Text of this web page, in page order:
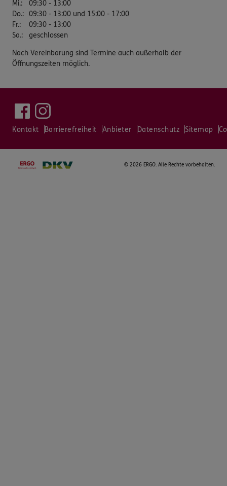
Mi.:
09:30 - 13:00
Do.: 09:30 - 13:00 und 15:00 - 17:00
Fr.:
09:30 - 13:00
Sa.: geschlossen
Nach Vereinbarung sind Termine auch außerhalb der
Öffnungszeiten möglich.
Kontakt Barrierefreiheit Anbieter Datenschutz Sitemap
© 2026 ERGO. Alle Rechte vorbehalten.